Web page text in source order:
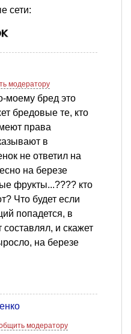
сети:
модератору
моему бред это
бредовые те, кто
права
в
не ответил на
на березе
фрукты...???? кто
Что будет если
попадется, в
составлял, и скажет
на березе
модератору